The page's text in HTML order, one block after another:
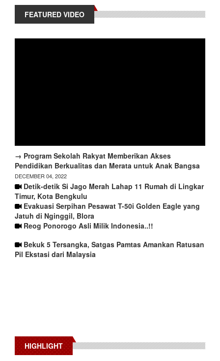
FEATURED VIDEO
→ Program Sekolah Rakyat Memberikan Akses
Pendidikan Berkualitas dan Merata untuk Anak Bangsa
DECEMBER 04, 2022
Detik-detik Si Jago Merah Lahap 11 Rumah di Lingkar
Timur, Kota Bengkulu
Evakuasi Serpihan Pesawat T-50i Golden Eagle yang
Jatuh di Nginggil, Blora
Reog Ponorogo Asli Milik Indonesia..!!
Bekuk 5 Tersangka, Satgas Pamtas Amankan Ratusan
Pil Ekstasi dari Malaysia
HIGHLIGHT